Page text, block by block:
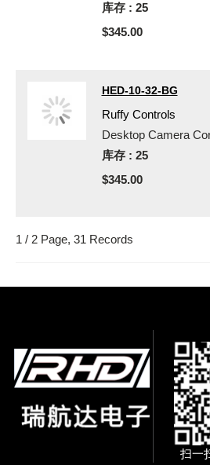
库存 : 25
$345.00
HED-10-32-BG
Ruffy Controls
Desktop Camera
库存 : 25
$345.00
1 / 2 Page, 31 Records
扫一